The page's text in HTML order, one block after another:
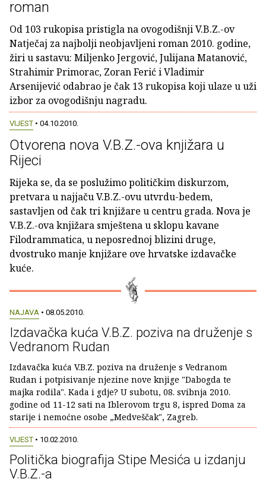
roman
Od 103 rukopisa pristigla na ovogodišnji V.B.Z.-ov
Natječaj za najbolji neobjavljeni roman 2010. godine,
žiri u sastavu: Miljenko Jergović, Julijana Matanović,
Strahimir Primorac, Zoran Ferić i Vladimir
Arsenijević odabrao je čak 13 rukopisa koji ulaze u uži
izbor za ovogodišnju nagradu.
VIJEST • 04.10.2010.
Otvorena nova V.B.Z.-ova knjižara u
Rijeci
Rijeka se, da se poslužimo političkim diskurzom,
pretvara u najjaču V.B.Z.-ovu utvrdu-bedem,
sastavljen od čak tri knjižare u centru grada. Nova je
V.B.Z.-ova knjižara smještena u sklopu kavane
Filodrammatica, u neposrednoj blizini druge,
dvostruko manje knjižare ove hrvatske izdavačke
kuće.
NAJAVA • 08.05.2010.
Izdavačka kuća V.B.Z. poziva na druženje s
Vedranom Rudan
Izdavačka kuća V.B.Z. poziva na druženje s Vedranom
Rudan i potpisivanje njezine nove knjige "Dabogda te
majka rodila". Kada i gdje? U subotu, 08. svibnja 2010.
godine od 11-12 sati na Iblerovom trgu 8, ispred Doma za
starije i nemoćne osobe „Medveščak", Zagreb.
VIJEST • 10.02.2010.
Politička biografija Stipe Mesića u izdanju
V.B.Z.-a